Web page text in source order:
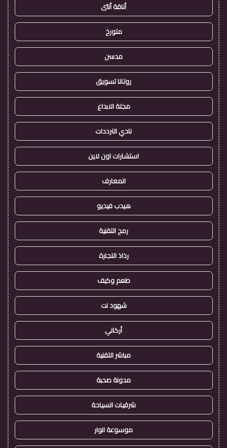
أناقة أنثى
متورخ
مدسن
روتانا تسويق
مجلة الابداع
نادي الترددات
استشارات اون لاين
المعارف
هيدب فيديو
رمح التقنية
رذاذ التجارة
طعم وكيف
شهود نت
أركاني
مباشر التقنية
مدونة صحبة
شرقيات السياحة
موسوعة انوار